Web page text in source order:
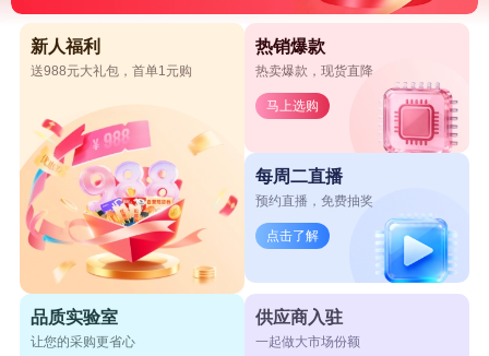
新人福利
送988元大礼包，首单1元购
热销爆款
热卖爆款，现货直降
马上选购
每周二直播
预约直播，免费抽奖
点击了解
品质实验室
让您的采购更省心
供应商入驻
一起做大市场份额